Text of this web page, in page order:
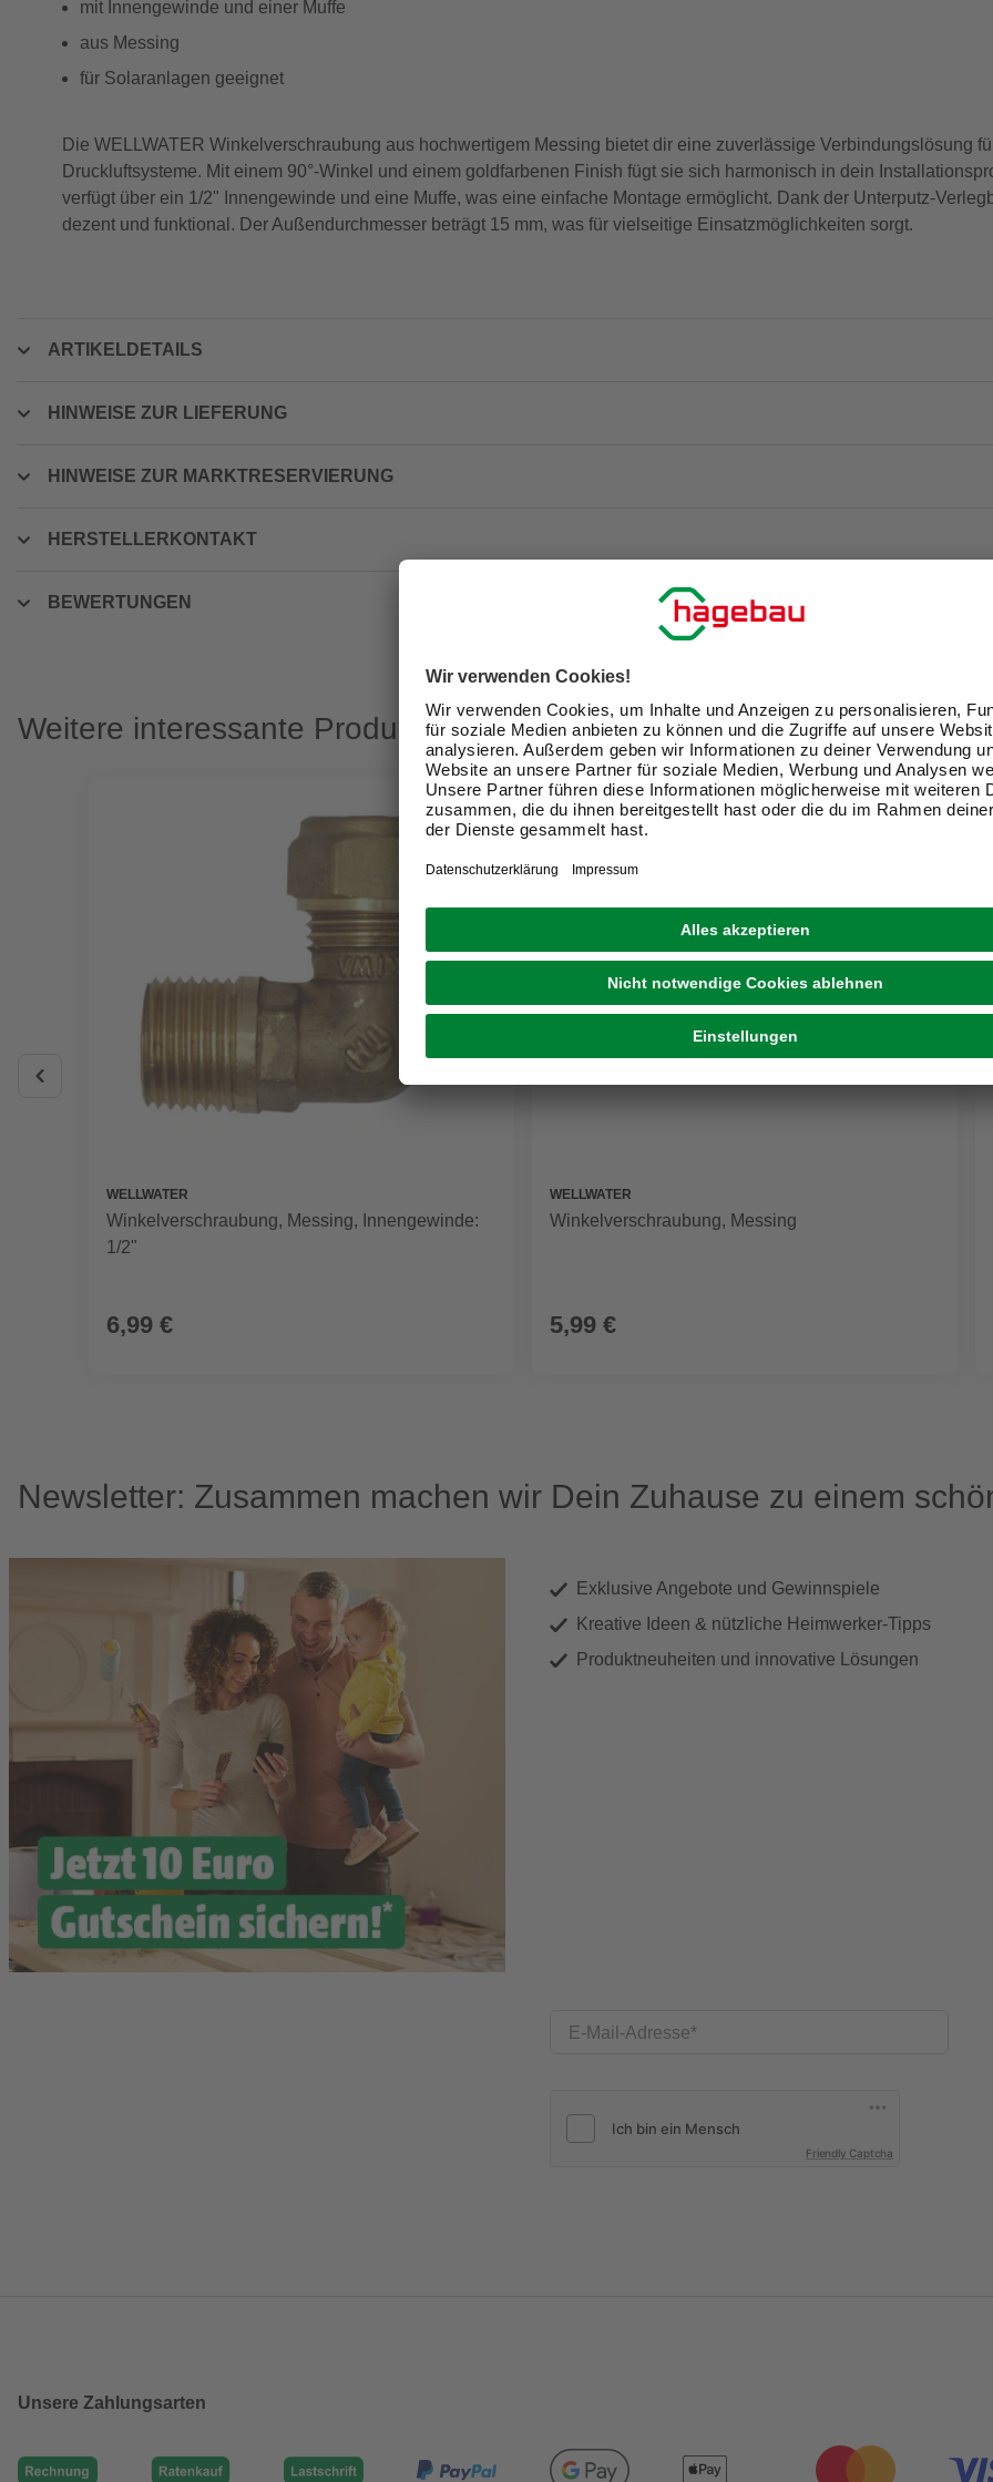
mit Innengewinde und einer Muffe
aus Messing
für Solaranlagen geeignet
Die WELLWATER Winkelverschraubung aus hochwertigem Messing bietet dir eine zuverlässige Verbindungslösung
Druckluftsysteme. Mit einem 90°-Winkel und einem goldfarbenen Finish fügt sie sich harmonisch in dein
verfügt über ein 1/2" Innengewinde und eine Muffe, was eine einfache Montage ermöglicht. Dank der Unterputz-
dezent und funktional. Der Außendurchmesser beträgt 15 mm, was für vielseitige Einsatzmöglichkeiten sorgt.
ARTIKELDETAILS
HINWEISE ZUR LIEFERUNG
HINWEISE ZUR MARKTRESERVIERUNG
HERSTELLERKONTAKT
BEWERTUNGEN
Weitere interessante Produkte
WELLWATER
Winkelverschraubung, Messing, Innengewinde:
1/2"
6,99 €
WELLWATER
Winkelverschraubung, Messing
5,99 €
Newsletter: Zusammen machen wir Dein Zuhause zu einem
Exklusive Angebote und Gewinnspiele
Kreative Ideen & nützliche Heimwerker-Tipps
Produktneuheiten und innovative Lösungen
E-Mail-Adresse
Friendly Captcha
Unsere Zahlungsarten